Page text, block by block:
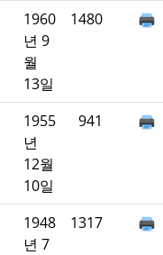
1960
년 9
월
13일
1480
1955
년
12월
10일
941
1948
년 7
1317